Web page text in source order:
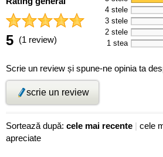
5 (1 review)
4 stele
3 stele
2 stele
1 stea
Scrie un review și spune-ne opinia ta
scrie un review
Sortează după: cele mai recente | cele
apreciate